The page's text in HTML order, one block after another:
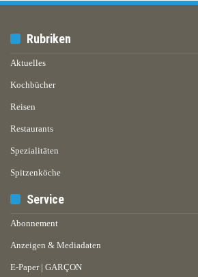
Rubriken
Aktuelles
Kochbücher
Reisen
Restaurants
Spezialitäten
Spitzenköche
Service
Abonnement
Anzeigen & Mediadaten
E-Paper | GARÇON